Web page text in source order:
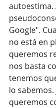
autoestima.
Google".
no está en
queremos
nos basta
tenemos
lo
queremos